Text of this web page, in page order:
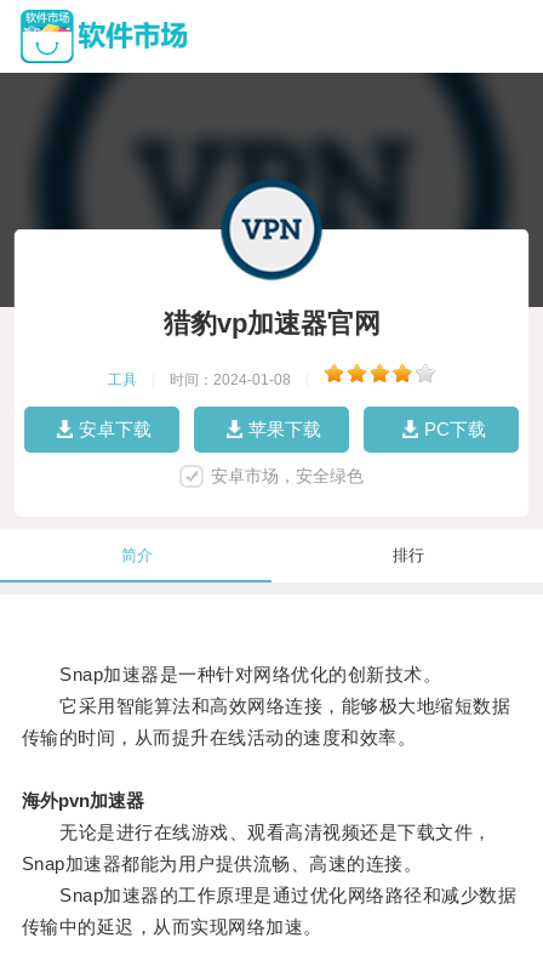
猎豹vp加速器官网
工具 时间：2024-01-08
安卓下载 苹果下载 PC下载
安卓市场，安全绿色
简介 排行
Snap加速器是一种针对网络优化的创新技术。
它采用智能算法和高效网络连接，能够极大地缩短数据
传输的时间，从而提升在线活动的速度和效率。
海外pvn加速器
无论是进行在线游戏、观看高清视频还是下载文件，
Snap加速器都能为用户提供流畅、高速的连接。
Snap加速器的工作原理是通过优化网络路径和减少数据
传输中的延迟，从而实现网络加速。